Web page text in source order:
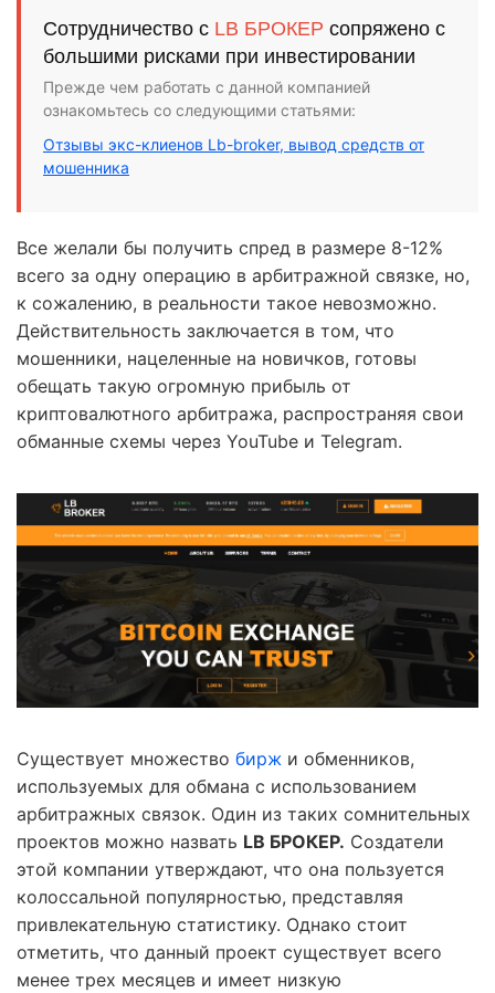
Сотрудничество с LB БРОКЕР сопряжено с
большими рисками при инвестировании
Прежде чем работать с данной компанией
ознакомьтесь со следующими статьями:
Отзывы экс-клиенов Lb-broker, вывод средств от
мошенника
Все желали бы получить спред в размере 8-12%
всего за одну операцию в арбитражной связке, но,
к сожалению, в реальности такое невозможно.
Действительность заключается в том, что
мошенники, нацеленные на новичков, готовы
обещать такую огромную прибыль от
криптовалютного арбитража, распространяя свои
обманные схемы через YouTube и Telegram.
Существует множество бирж и обменников,
используемых для обмана с использованием
арбитражных связок. Один из таких сомнительных
проектов можно назвать LB БРОКЕР. Создатели
этой компании утверждают, что она пользуется
колоссальной популярностью, представляя
привлекательную статистику. Однако стоит
отметить, что данный проект существует всего
менее трех месяцев и имеет низкую